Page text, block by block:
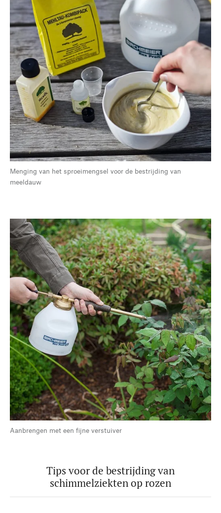
Menging van het sproeimengsel voor de bestrijding van
meeldauw
Aanbrengen met een fijne verstuiver
Tips voor de bestrijding van
schimmelziekten op rozen